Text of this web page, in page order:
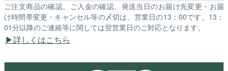
ご注文商品の確認、ご入金の確認、発送当日のお届け先変更・お届
け時間帯変更・キャンセル等の〆切は、営業日の13：00です。13：
01分以降のご連絡等に関しては翌営業日のご対応となります。
詳しくはこちら